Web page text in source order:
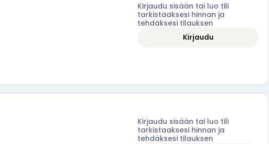
Kirjaudu sisään tai luo tili
tarkistaaksesi hinnan ja
tehdäksesi tilauksen
Kirjaudu
Kirjaudu sisään tai luo tili
tarkistaaksesi hinnan ja
tehdäksesi tilauksen